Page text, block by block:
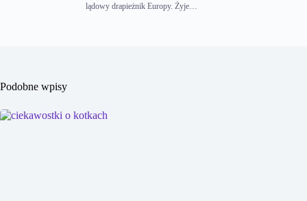
lądowy drapieżnik Europy. Żyje…
Podobne wpisy